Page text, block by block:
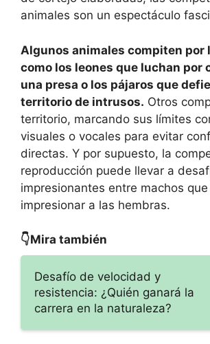
animales son un espectáculo
Algunos animales compiten por
como los leones que luchan por
una presa o los pájaros que
territorio de intrusos. Otros
territorio, marcando sus límites
visuales o vocales para evitar
directas. Y por supuesto, la
reproducción puede llevar a
impresionantes entre machos
impresionar a las hembras.
👇Mira también
Desafío de velocidad y
resistencia: ¿Quién ganará la
carrera en la naturaleza?